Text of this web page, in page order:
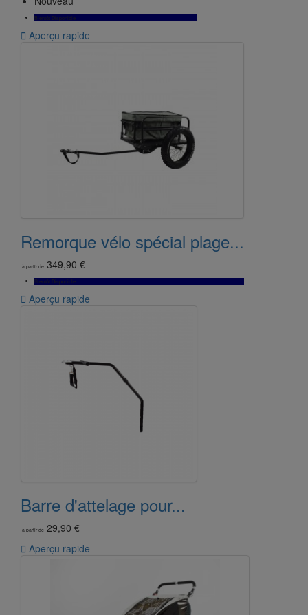
Bientôt Disponible
 Aperçu rapide
Remorque vélo spécial plage...
à partir de 349,90 €
Bientôt Disponible
 Aperçu rapide
Barre d'attelage pour...
à partir de 29,90 €
 Aperçu rapide